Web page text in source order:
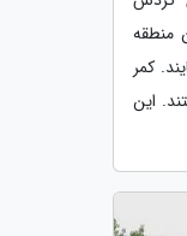
منطقه
کمر
این